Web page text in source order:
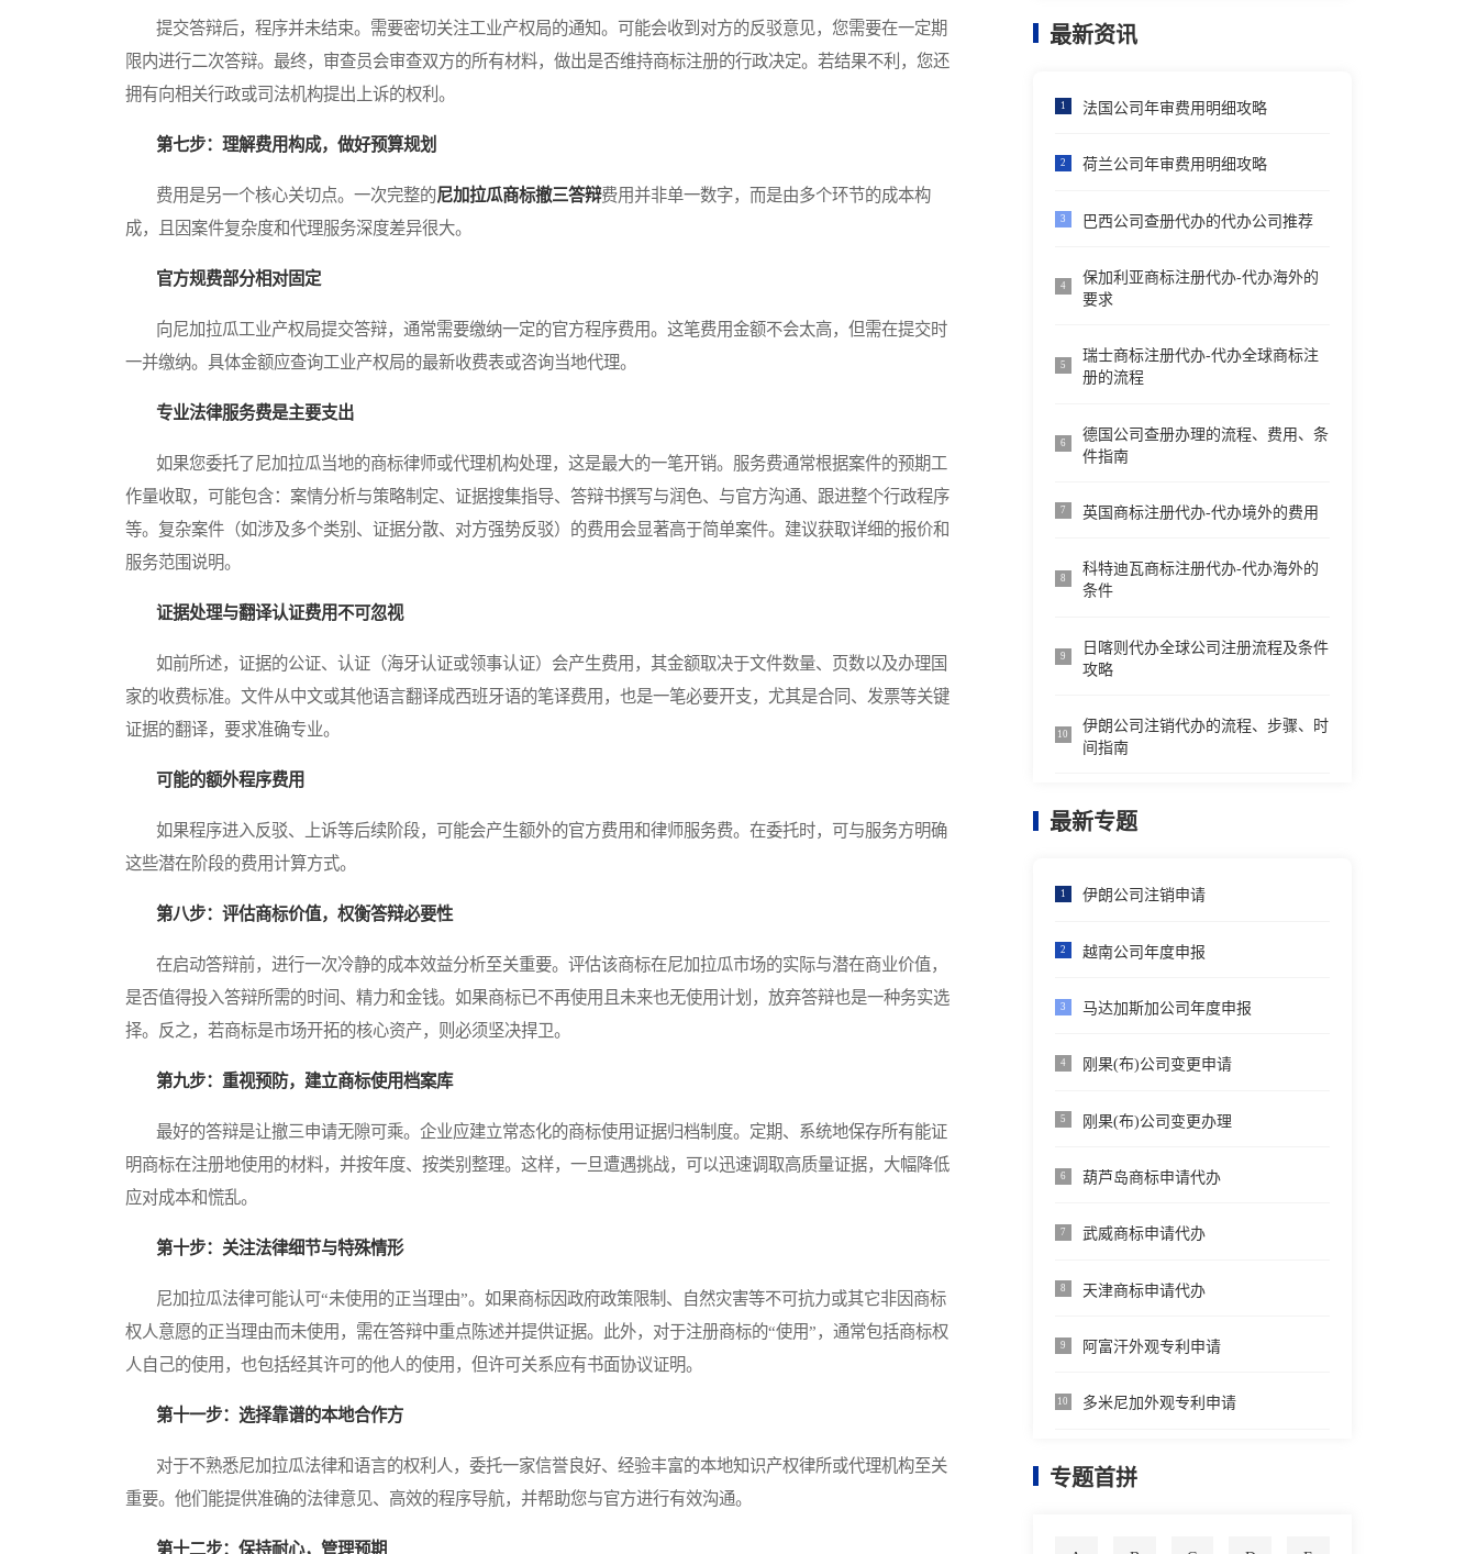
提交答辩后，程序并未结束。需要密切关注工业产权局的通知。可能会收到对方的反驳意见，您需要在一定期
限内进行二次答辩。最终，审查员会审查双方的所有材料，做出是否维持商标注册的行政决定。若结果不利，您还
拥有向相关行政或司法机构提出上诉的权利。
第七步：理解费用构成，做好预算规划
费用是另一个核心关切点。一次完整的尼加拉瓜商标撤三答辩费用并非单一数字，而是由多个环节的成本构
成，且因案件复杂度和代理服务深度差异很大。
官方规费部分相对固定
向尼加拉瓜工业产权局提交答辩，通常需要缴纳一定的官方程序费用。这笔费用金额不会太高，但需在提交时
一并缴纳。具体金额应查询工业产权局的最新收费表或咨询当地代理。
专业法律服务费是主要支出
如果您委托了尼加拉瓜当地的商标律师或代理机构处理，这是最大的一笔开销。服务费通常根据案件的预期工
作量收取，可能包含：案情分析与策略制定、证据搜集指导、答辩书撰写与润色、与官方沟通、跟进整个行政程序
等。复杂案件（如涉及多个类别、证据分散、对方强势反驳）的费用会显著高于简单案件。建议获取详细的报价和
服务范围说明。
证据处理与翻译认证费用不可忽视
如前所述，证据的公证、认证（海牙认证或领事认证）会产生费用，其金额取决于文件数量、页数以及办理国
家的收费标准。文件从中文或其他语言翻译成西班牙语的笔译费用，也是一笔必要开支，尤其是合同、发票等关键
证据的翻译，要求准确专业。
可能的额外程序费用
如果程序进入反驳、上诉等后续阶段，可能会产生额外的官方费用和律师服务费。在委托时，可与服务方明确
这些潜在阶段的费用计算方式。
第八步：评估商标价值，权衡答辩必要性
在启动答辩前，进行一次冷静的成本效益分析至关重要。评估该商标在尼加拉瓜市场的实际与潜在商业价值，
是否值得投入答辩所需的时间、精力和金钱。如果商标已不再使用且未来也无使用计划，放弃答辩也是一种务实选
择。反之，若商标是市场开拓的核心资产，则必须坚决捍卫。
第九步：重视预防，建立商标使用档案库
最好的答辩是让撤三申请无隙可乘。企业应建立常态化的商标使用证据归档制度。定期、系统地保存所有能证
明商标在注册地使用的材料，并按年度、按类别整理。这样，一旦遭遇挑战，可以迅速调取高质量证据，大幅降低
应对成本和慌乱。
第十步：关注法律细节与特殊情形
尼加拉瓜法律可能认可“未使用的正当理由”。如果商标因政府政策限制、自然灾害等不可抗力或其它非因商标
权人意愿的正当理由而未使用，需在答辩中重点陈述并提供证据。此外，对于注册商标的“使用”，通常包括商标权
人自己的使用，也包括经其许可的他人的使用，但许可关系应有书面协议证明。
第十一步：选择靠谱的本地合作方
对于不熟悉尼加拉瓜法律和语言的权利人，委托一家信誉良好、经验丰富的本地知识产权律所或代理机构至关
重要。他们能提供准确的法律意见、高效的程序导航，并帮助您与官方进行有效沟通。
第十二步：保持耐心，管理预期
最新资讯
1 法国公司年审费用明细攻略
2 荷兰公司年审费用明细攻略
3 巴西公司查册代办的代办公司推荐
4
保加利亚商标注册代办-代办海外的
要求
5
瑞士商标注册代办-代办全球商标注
册的流程
6
德国公司查册办理的流程、费用、条
件指南
7 英国商标注册代办-代办境外的费用
8
科特迪瓦商标注册代办-代办海外的
条件
9
日喀则代办全球公司注册流程及条件
攻略
10
伊朗公司注销代办的流程、步骤、时
间指南
最新专题
1 伊朗公司注销申请
2 越南公司年度申报
3 马达加斯加公司年度申报
4 刚果(布)公司变更申请
5 刚果(布)公司变更办理
6 葫芦岛商标申请代办
7 武威商标申请代办
8 天津商标申请代办
9 阿富汗外观专利申请
10 多米尼加外观专利申请
专题首拼